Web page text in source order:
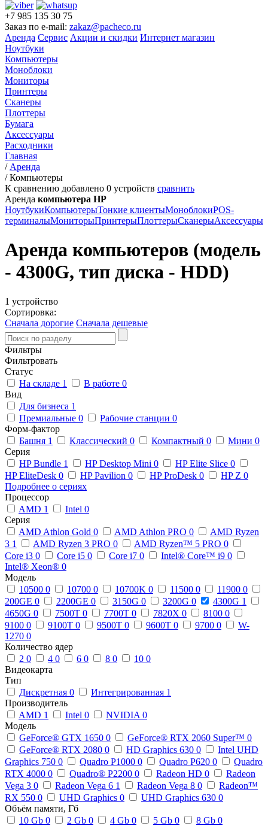
+7 985 135 30 75
Заказ по e-mail: zakaz@pacheco.ru
Аренда Сервис Акции и скидки Интернет магазин
Ноутбуки
Компьютеры
Моноблоки
Мониторы
Принтеры
Сканеры
Плоттеры
Бумага
Аксессуары
Расходники
Главная
/ Аренда
/Компьютеры
К сравнению добавлено 0 устройств сравнить
Аренда компьютера HP
НоутбукиКомпьютерыТонкие клиентыМоноблокиPOS-
терминалыМониторыПринтерыПлоттерыСканерыАксессуары
Аренда компьютеров (модель
- 4300G, тип диска - HDD)
1 устройство
Сортировка:
Сначала дорогие Сначала дешевые
Фильтры
Фильтровать
Статус
На складе 1 В работе 0
Вид
Для бизнеса 1
Премиальные 0 Рабочие станции 0
Форм-фактор
Башня 1 Классический 0 Компактный 0 Мини 0
Серия
HP Bundle 1 HP Desktop Mini 0 HP Elite Slice 0
HP EliteDesk 0 HP Pavilion 0 HP ProDesk 0 HP Z 0
Подробнее о сериях
Процессор
AMD 1 Intel 0
Серия
AMD Athlon Gold 0 AMD Athlon PRO 0
AMD Ryzen
3 1 AMD Ryzen 3 PRO 0 AMD Ryzen™ 5 PRO 0
Core i3 0 Core i5 0 Core i7 0 Intel® Core™ i9 0
Intel® Xeon® 0
Модель
10500 0 10700 0 10700K 0 11500 0 11900 0
200GE 0 2200GE 0 3150G 0 3200G 0 4300G 1
4650G 0 7500T 0 7700T 0 7820X 0 8100 0
9100 0 9100T 0 9500T 0 9600T 0 9700 0
W-
1270 0
Количество ядер
2 0 4 0 6 0 8 0 10 0
Видеокарта
Тип
Дискретная 0 Интегрированная 1
Производитель
AMD 1 Intel 0 NVIDIA 0
Модель
GeForce® GTX 1650 0 GeForce® RTX 2060 Super™ 0
GeForce® RTX 2080 0 HD Graphics 630 0
Intel UHD
Graphics 750 0 Quadro P1000 0 Quadro P620 0
Quadro
RTX 4000 0 Quadro® P2200 0 Radeon HD 0
Radeon
Vega 3 0 Radeon Vega 6 1 Radeon Vega 8 0
Radeon™
RX 550 0 UHD Graphics 0 UHD Graphics 630 0
Объём памяти, Гб
10 Gb 0 2 Gb 0 4 Gb 0 5 Gb 0 8 Gb 0